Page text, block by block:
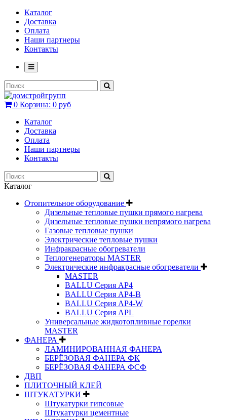
Каталог
Доставка
Оплата
Наши партнеры
Контакты
0 Корзина: 0 руб
Каталог
Доставка
Оплата
Наши партнеры
Контакты
Каталог
Отопительное оборудование
Дизельные тепловые пушки прямого нагрева
Дизельные тепловые пушки непрямого нагрева
Газовые тепловые пушки
Электрические тепловые пушки
Инфракрасные обогреватели
Теплогенераторы MASTER
Электрические инфракрасные обогреватели
MASTER
BALLU Серия AP4
BALLU Серия AP4-B
BALLU Серия AP4-W
BALLU Серия APL
Универсальные жидкотопливные горелки
MASTER
ФАНЕРА
ЛАМИНИРОВАННАЯ ФАНЕРА
БЕРЁЗОВАЯ ФАНЕРА ФК
БЕРЁЗОВАЯ ФАНЕРА ФСФ
ДВП
ПЛИТОЧНЫЙ КЛЕЙ
ШТУКАТУРКИ
Штукатурки гипсовые
Штукатурки цементные